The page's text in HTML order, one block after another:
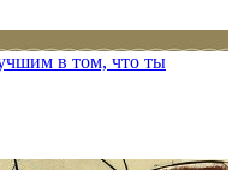
в том, что ты